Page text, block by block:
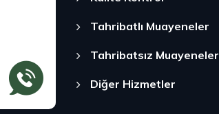
Tahribatlı Muayeneler
Tahribatsız Muayeneler
Diğer Hizmetler